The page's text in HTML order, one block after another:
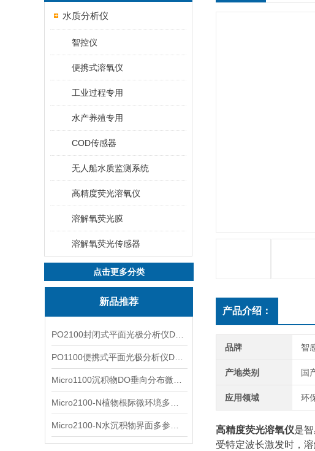
水质分析仪
智控仪
便携式溶氧仪
工业过程专用
水产养殖专用
COD传感器
无人船水质监测系统
高精度荧光溶氧仪
溶解氧荧光膜
溶解氧荧光传感器
点击更多分类
新品推荐
产品介绍：
品牌 智
产地类别 国
应用领域 环
高精度荧光溶氧仪是
受特定波长激发时，